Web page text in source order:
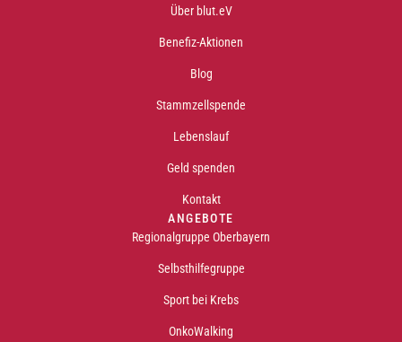
Über blut.eV
Benefiz-Aktionen
Blog
Stammzellspende
Lebenslauf
Geld spenden
Kontakt
ANGEBOTE
Regionalgruppe Oberbayern
Selbsthilfegruppe
Sport bei Krebs
OnkoWalking